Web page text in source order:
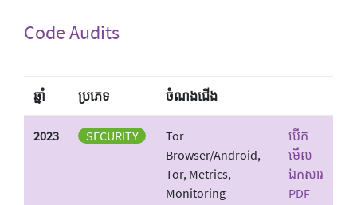
Code Audits
ឆ្នាំ ប្រភេទ ចំណង​ជើង
2023 SECURITY
Tor
Browser/Android,
Tor, Metrics,
Monitoring
បើក
មើល
ឯកសារ
PDF